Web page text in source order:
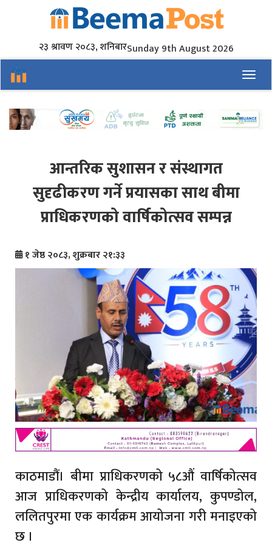
२३ श्रावण २०८३, शनिबारSunday 9th August 2026
आन्तरिक सुशासन र संस्थागत
सुदृढीकरण गर्ने प्रयासका साथ बीमा
प्राधिकरणको वार्षिकोत्सव सम्पन्न
१ जेष्ठ २०८३, शुक्रबार २१:३३
काठमाडौं। बीमा प्राधिकरणको ५८औं वार्षिकोत्सव
आज प्राधिकरणको केन्द्रीय कार्यालय, कुपण्डोल,
ललितपुरमा एक कार्यक्रम आयोजना गरी मनाइएको
छ ।